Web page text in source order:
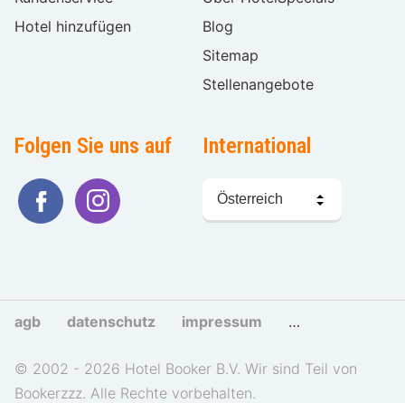
Hotel hinzufügen
Blog
Sitemap
Stellenangebote
Folgen Sie uns auf International
Sprache
wählen
agb datenschutz impressum cookies und
© 2002 - 2026 Hotel Booker B.V. Wir sind Teil von
Bookerzzz. Alle Rechte vorbehalten.